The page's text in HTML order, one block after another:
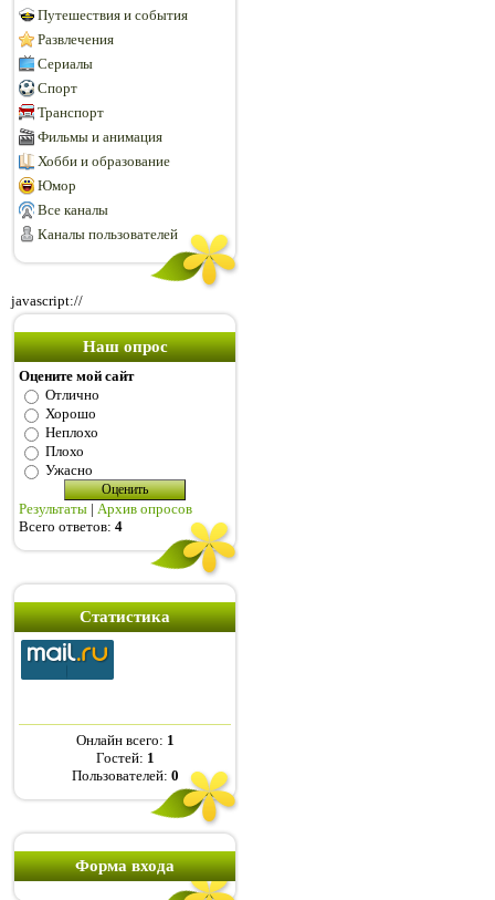
Путешествия и события
Развлечения
Сериалы
Спорт
Транспорт
Фильмы и анимация
Хобби и образование
Юмор
Все каналы
Каналы пользователей
javascript://
Наш опрос
Оцените мой сайт
Отлично
Хорошо
Неплохо
Плохо
Ужасно
Результаты | Архив опросов
Всего ответов: 4
Статистика
Онлайн всего: 1
Гостей: 1
Пользователей: 0
Форма входа